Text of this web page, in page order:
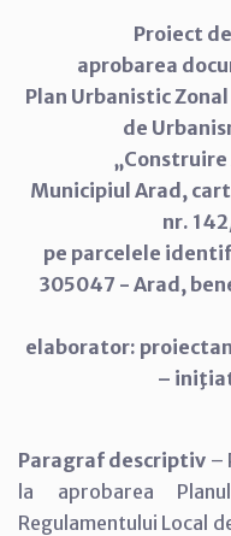
Proiect
aprobarea
Plan Urbanistic
de
Municipiul Arad,
nr.
pe parcelele
305047 - Arad,
elaborator:
–
Paragraf descriptiv –
la aprobarea
Regulamentului Local